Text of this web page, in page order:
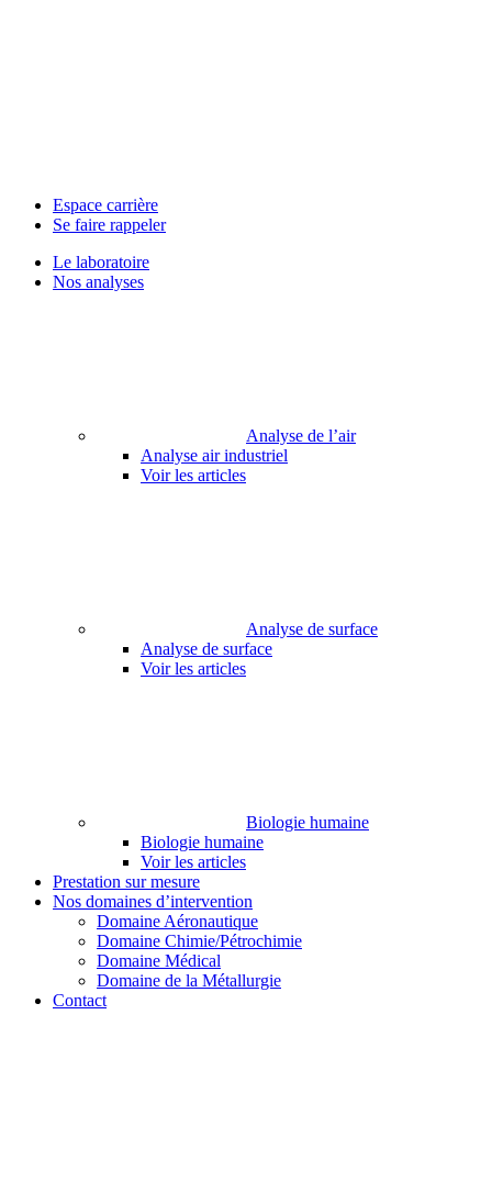
Espace carrière
Se faire rappeler
Le laboratoire
Nos analyses
Analyse de l’air
Analyse air industriel
Voir les articles
Analyse de surface
Analyse de surface
Voir les articles
Biologie humaine
Biologie humaine
Voir les articles
Prestation sur mesure
Nos domaines d’intervention
Domaine Aéronautique
Domaine Chimie/Pétrochimie
Domaine Médical
Domaine de la Métallurgie
Contact